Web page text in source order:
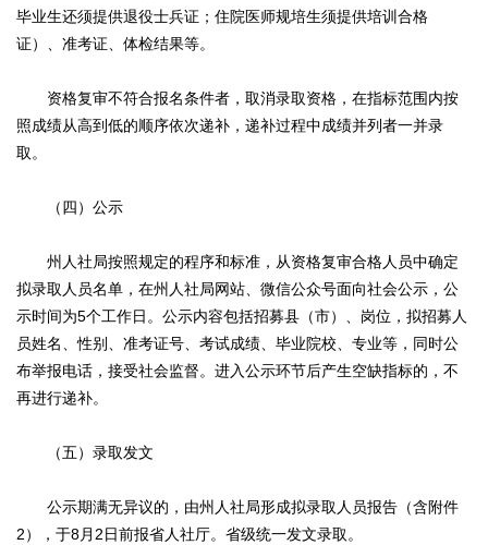
毕业生还须提供退役士兵证；住院医师规培生须提供培训合格
证）、准考证、体检结果等。
资格复审不符合报名条件者，取消录取资格，在指标范围内按
照成绩从高到低的顺序依次递补，递补过程中成绩并列者一并录
取。
（四）公示
州人社局按照规定的程序和标准，从资格复审合格人员中确定
拟录取人员名单，在州人社局网站、微信公众号面向社会公示，公
示时间为5个工作日。公示内容包括招募县（市）、岗位，拟招募人
员姓名、性别、准考证号、考试成绩、毕业院校、专业等，同时公
布举报电话，接受社会监督。进入公示环节后产生空缺指标的，不
再进行递补。
（五）录取发文
公示期满无异议的，由州人社局形成拟录取人员报告（含附件
2），于8月2日前报省人社厅。省级统一发文录取。